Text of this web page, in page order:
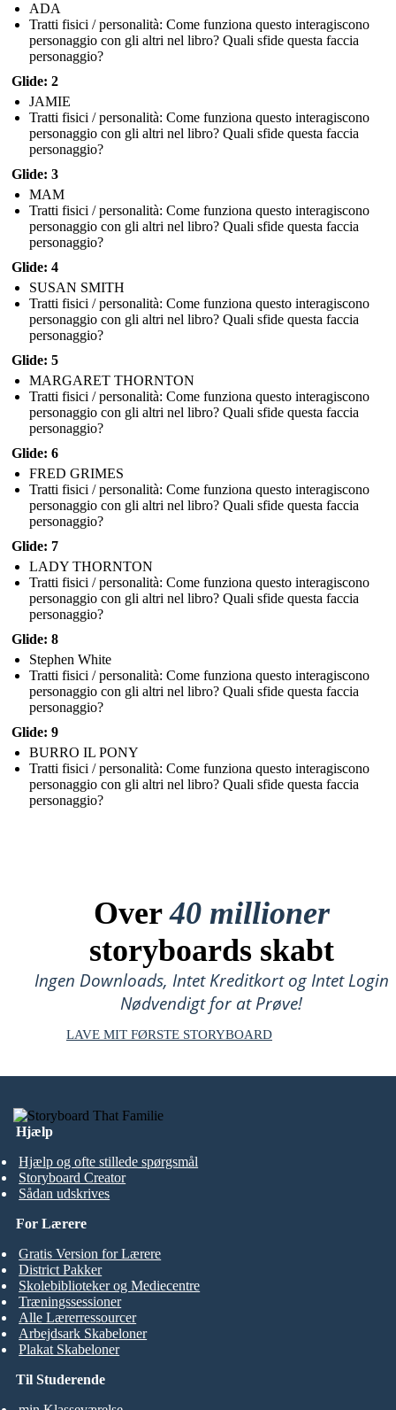
ADA
Tratti fisici / personalità: Come funziona questo interagiscono
personaggio con gli altri nel libro? Quali sfide questa faccia
personaggio?
Glide: 2
JAMIE
Tratti fisici / personalità: Come funziona questo interagiscono
personaggio con gli altri nel libro? Quali sfide questa faccia
personaggio?
Glide: 3
MAM
Tratti fisici / personalità: Come funziona questo interagiscono
personaggio con gli altri nel libro? Quali sfide questa faccia
personaggio?
Glide: 4
SUSAN SMITH
Tratti fisici / personalità: Come funziona questo interagiscono
personaggio con gli altri nel libro? Quali sfide questa faccia
personaggio?
Glide: 5
MARGARET THORNTON
Tratti fisici / personalità: Come funziona questo interagiscono
personaggio con gli altri nel libro? Quali sfide questa faccia
personaggio?
Glide: 6
FRED GRIMES
Tratti fisici / personalità: Come funziona questo interagiscono
personaggio con gli altri nel libro? Quali sfide questa faccia
personaggio?
Glide: 7
LADY THORNTON
Tratti fisici / personalità: Come funziona questo interagiscono
personaggio con gli altri nel libro? Quali sfide questa faccia
personaggio?
Glide: 8
Stephen White
Tratti fisici / personalità: Come funziona questo interagiscono
personaggio con gli altri nel libro? Quali sfide questa faccia
personaggio?
Glide: 9
BURRO IL PONY
Tratti fisici / personalità: Come funziona questo interagiscono
personaggio con gli altri nel libro? Quali sfide questa faccia
personaggio?
Over40 millioner
storyboards skabt
Ingen Downloads, Intet Kreditkort og Intet Login
Nødvendigt for at Prøve!
LAVE MIT FØRSTE STORYBOARD
Hjælp
Hjælp og ofte stillede spørgsmål
Storyboard Creator
Sådan udskrives
Til Studerende
For Lærere
Gratis Version for Lærere
District Pakker
Skolebiblioteker og Mediecentre
Træningssessioner
Alle Lærerressourcer
Arbejdsark Skabeloner
Plakat Skabeloner